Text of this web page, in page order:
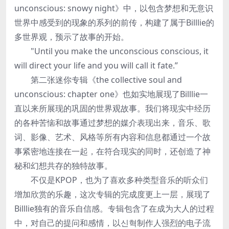
unconscious: snowy night》中，以包含梦想和无意识
世界中感受到的现象的系列的前传，构建了属于Billlie的
多世界观，预示了故事的开始。
"Until you make the unconscious conscious, it
will direct your life and you will call it fate.”
第二张迷你专辑《the collective soul and
unconscious: chapter one》也如实地展现了Billlie一
直以来所展现的巩固的世界观故事。我们将现实中经历
的各种苦恼和故事通过梦想的媒介表现出来，音乐、歌
词、影像、艺术、风格等所有内容和信息都通过一个故
事紧密地连接在一起，在符合现实的同时，还创造了神
秘和幻想共存的独特故事。
不仅是KPOP，也为了喜欢多种类型音乐的听众们
增加欣赏的乐趣，这次专辑的完成度更上一层，展现了
Billlie独有的音乐自信感。专辑包含了在成为大人的过程
中，对自己的提问和感情，以신혁制作人强烈的电子流